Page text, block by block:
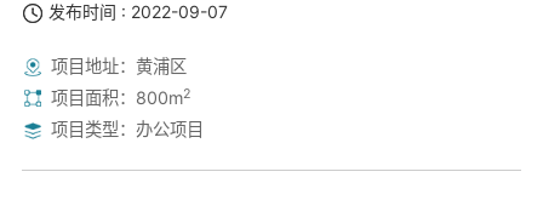
发布时间 : 2022-09-07
项目地址：黄浦区
项目面积：800m2
项目类型：办公项目